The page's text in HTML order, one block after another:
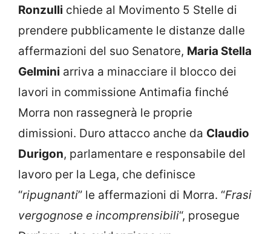
Ronzulli chiede al Movimento 5 Stelle di
prendere pubblicamente le distanze dalle
affermazioni del suo Senatore, Maria Stella
Gelmini arriva a minacciare il blocco dei
lavori in commissione Antimafia finché
Morra non rassegnerà le proprie
dimissioni. Duro attacco anche da Claudio
Durigon, parlamentare e responsabile del
lavoro per la Lega, che definisce
“ripugnanti” le affermazioni di Morra. “Frasi
vergognose e incomprensibili“, prosegue